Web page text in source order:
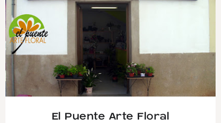
El Puente Arte Floral